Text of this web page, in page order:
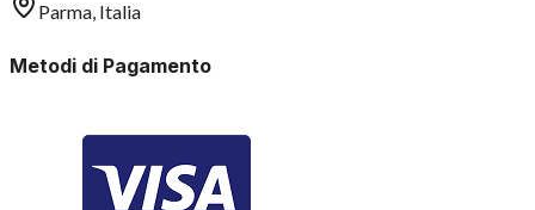
Parma, Italia
Metodi di Pagamento